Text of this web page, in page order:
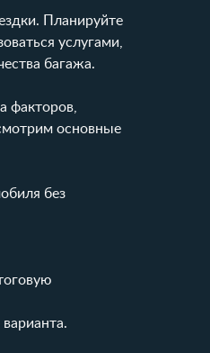
Планируйте
услугами,
багажа.
факторов,
основные
без